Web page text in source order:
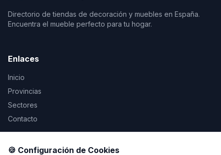
Directorio de tiendas de decoración y muebles en España.
Encuentra el mueble perfecto para tu hogar.
Enlaces
Inicio
Provincias
Sectores
Contacto
Legal
🍪 Configuración de Cookies